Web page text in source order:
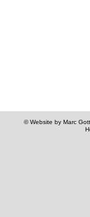
© Website by Marc